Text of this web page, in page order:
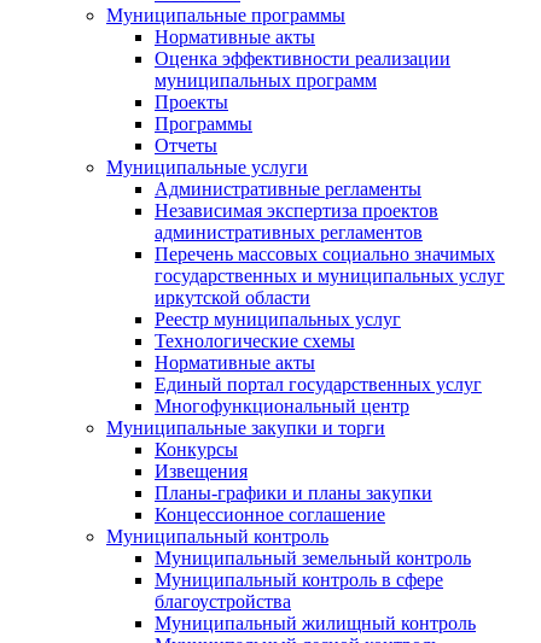
Муниципальные программы
Нормативные акты
Оценка эффективности реализации
муниципальных программ
Проекты
Программы
Отчеты
Муниципальные услуги
Административные регламенты
Независимая экспертиза проектов
административных регламентов
Перечень массовых социально значимых
государственных и муниципальных услуг
иркутской области
Реестр муниципальных услуг
Технологические схемы
Нормативные акты
Единый портал государственных услуг
Многофункциональный центр
Муниципальные закупки и торги
Конкурсы
Извещения
Планы-графики и планы закупки
Концессионное соглашение
Муниципальный контроль
Муниципальный земельный контроль
Муниципальный контроль в сфере
благоустройства
Муниципальный жилищный контроль